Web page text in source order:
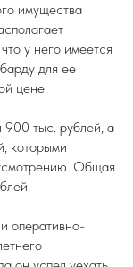
имущества
у него имеется
для ее
цене.
тыс. рублей, а
которыми
Общая
оперативно-